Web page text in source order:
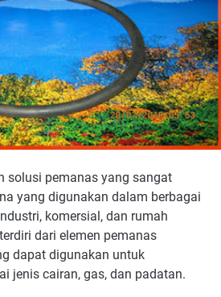
solusi pemanas yang sangat
yang digunakan dalam berbagai
komersial, dan rumah
dari elemen pemanas
dapat digunakan untuk
jenis cairan, gas, dan padatan.